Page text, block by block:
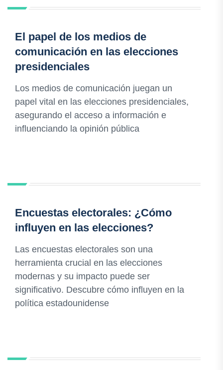
El papel de los medios de
comunicación en las elecciones
presidenciales
Los medios de comunicación juegan un
papel vital en las elecciones presidenciales,
asegurando el acceso a información e
influenciando la opinión pública
Encuestas electorales: ¿Cómo
influyen en las elecciones?
Las encuestas electorales son una
herramienta crucial en las elecciones
modernas y su impacto puede ser
significativo. Descubre cómo influyen en la
política estadounidense